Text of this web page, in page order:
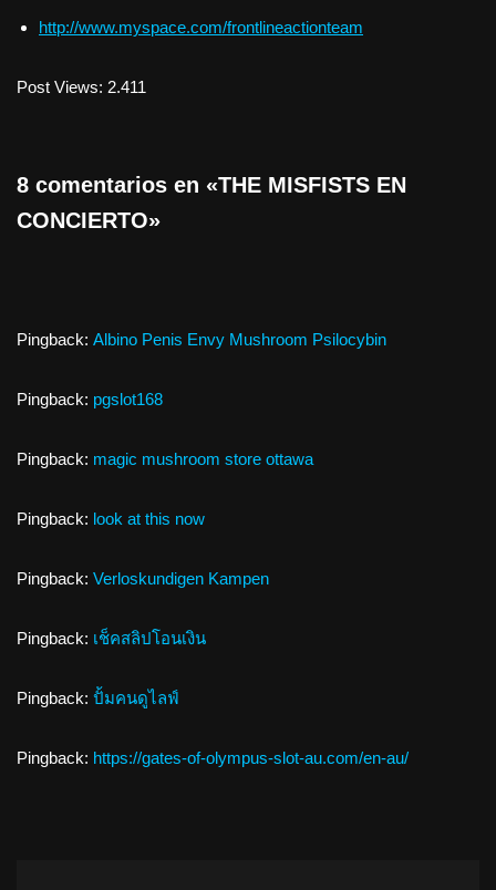
http://www.myspace.com/frontlineactionteam
Post Views: 2.411
8 comentarios en «THE MISFISTS EN
CONCIERTO»
Pingback: Albino Penis Envy Mushroom Psilocybin
Pingback: pgslot168
Pingback: magic mushroom store ottawa
Pingback: look at this now
Pingback: Verloskundigen Kampen
Pingback: เช็คสลิปโอนเงิน
Pingback: ปั้มคนดูไลฟ์
Pingback: https://gates-of-olympus-slot-au.com/en-au/